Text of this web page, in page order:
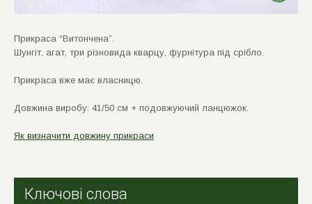
Прикраса “Витончена”.
Шунгiт, агат, три рiзновида кварцу, фурнiтура пiд срiбло.
Прикраса вже має власницю.
Довжина виробу: 41/50 см + подовжуючий ланцюжок.
Як визначити довжину прикраси
Ключові слова